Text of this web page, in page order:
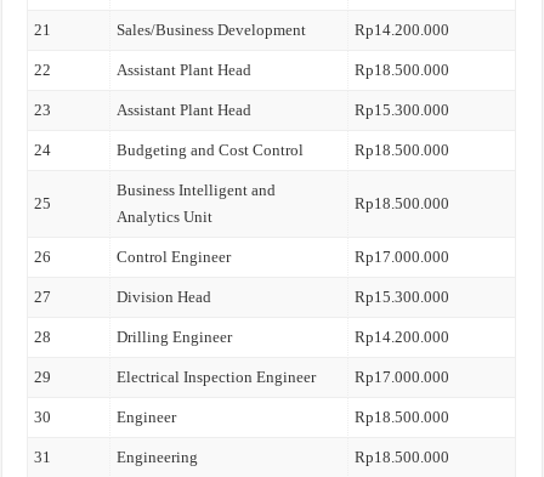
21 Sales/Business Development Rp14.200.000
22 Assistant Plant Head Rp18.500.000
23 Assistant Plant Head Rp15.300.000
24 Budgeting and Cost Control Rp18.500.000
25
Business Intelligent and
Analytics Unit
Rp18.500.000
26 Control Engineer Rp17.000.000
27 Division Head Rp15.300.000
28 Drilling Engineer Rp14.200.000
29 Electrical Inspection Engineer Rp17.000.000
30 Engineer Rp18.500.000
31 Engineering Rp18.500.000